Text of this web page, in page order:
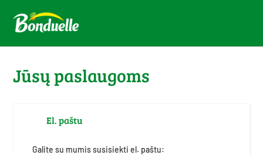
Jūsų paslaugoms
El. paštu
Galite su mumis susisiekti el. paštu: